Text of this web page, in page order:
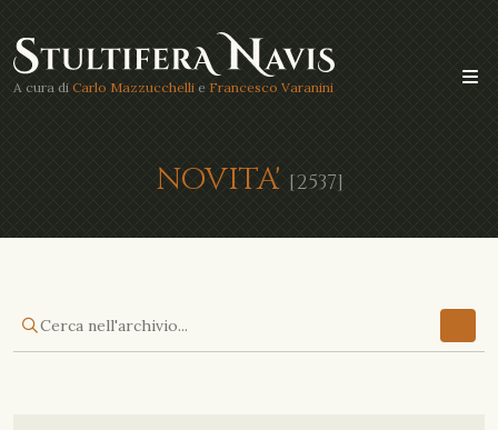
A cura di Carlo Mazzucchelli e Francesco Varanini
NOVITA' [2537]